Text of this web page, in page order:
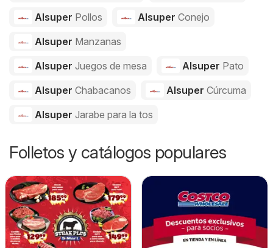
Alsuper Pollos Alsuper Conejo
Alsuper Manzanas
Alsuper Juegos de mesa Alsuper Pato
Alsuper Chabacanos Alsuper Cúrcuma
Alsuper Jarabe para la tos
Folletos y catálogos populares